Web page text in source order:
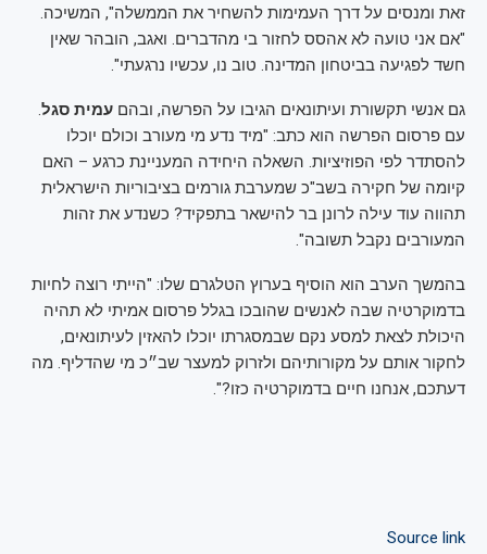
זאת ומנסים על דרך העמימות להשחיר את הממשלה", המשיכה.
"אם אני טועה לא אהסס לחזור בי מהדברים. ואגב, הובהר שאין
חשד לפגיעה בביטחון המדינה. טוב נו, עכשיו נרגעתי".
גם אנשי תקשורת ועיתונאים הגיבו על הפרשה, ובהם עמית סגל.
עם פרסום הפרשה הוא כתב: "מיד נדע מי מעורב וכולם יוכלו
להסתדר לפי הפוזיציות. השאלה היחידה המעניינת כרגע – האם
קיומה של חקירה בשב"כ שמערבת גורמים בציבוריות הישראלית
תהווה עוד עילה לרונן בר להישאר בתפקיד? כשנדע את זהות
המעורבים נקבל תשובה".
בהמשך הערב הוא הוסיף בערוץ הטלגרם שלו: "הייתי רוצה לחיות
בדמוקרטיה שבה לאנשים שהובכו בגלל פרסום אמיתי לא תהיה
היכולת לצאת למסע נקם שבמסגרתו יוכלו להאזין לעיתונאים,
לחקור אותם על מקורותיהם ולזרוק למעצר שב״כ מי שהדליף. מה
דעתכם, אנחנו חיים בדמוקרטיה כזו?".
Source link